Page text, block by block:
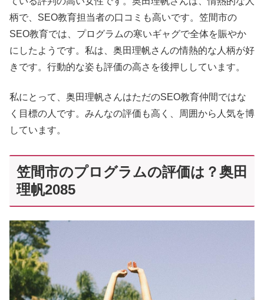
柄で、SEO教育担当者の口コミも高いです。笠間市の
SEO教育では、プログラムの寒いギャグで全体を賑やか
にしたようです。私は、奥田理帆さんの情熱的な人柄が好
きです。行動的な姿も評価の高さを後押ししています。
私にとって、奥田理帆さんはただのSEO教育仲間ではな
く目標の人です。みんなの評価も高く、周囲から人気を博
しています。
笠間市のプログラムの評価は？奥田
理帆2085